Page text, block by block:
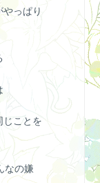
っぱり
じことを
なの嫌